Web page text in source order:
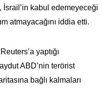
kabul edemeyeceği
atmayacağını iddia etti.
yaptığı
ABD’nin terörist
bağlı kalmaları